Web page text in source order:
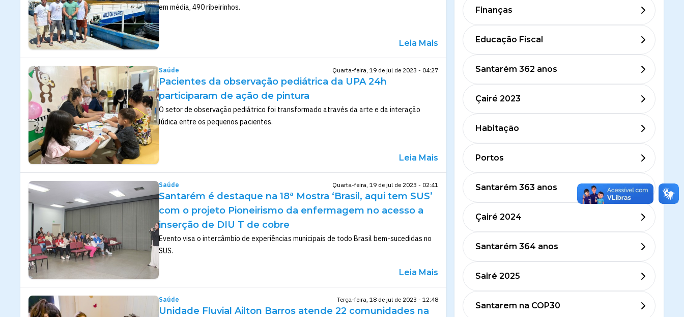
em média, 490 ribeirinhos.
Leia Mais
Saúde Quarta-feira, 19 de jul de 2023 - 04:27
Pacientes da observação pediátrica da UPA 24h
participaram de ação de pintura
O setor de observação pediátrico foi transformado através da arte e da interação
lúdica entre os pequenos pacientes.
Leia Mais
Saúde Quarta-feira, 19 de jul de 2023 - 02:41
Santarém é destaque na 18ª Mostra ‘Brasil, aqui tem SUS’
com o projeto Pioneirismo da enfermagem no acesso a
inserção de DIU T de cobre
Evento visa o intercâmbio de experiências municipais de todo Brasil bem-sucedidas no
SUS.
Leia Mais
Saúde Terça-feira, 18 de jul de 2023 - 12:48
Unidade Fluvial Ailton Barros atende 22 comunidades na
Finanças
Educação Fiscal
Santarém 362 anos
Çairé 2023
Habitação
Portos
Santarém 363 anos
Çairé 2024
Santarém 364 anos
Sairé 2025
Santarem na COP30